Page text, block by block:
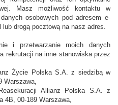
Masz możliwość kontaktu w
osobowych pod adresem e-
drogą pocztową na nasz adres.
i przetwarzanie moich danych
rekrutacji na inne stanowiska przez
Życie Polska S.A. z siedzibą w
Warszawa,
Allianz Polska S.A. z
4B, 00-189 Warszawa,